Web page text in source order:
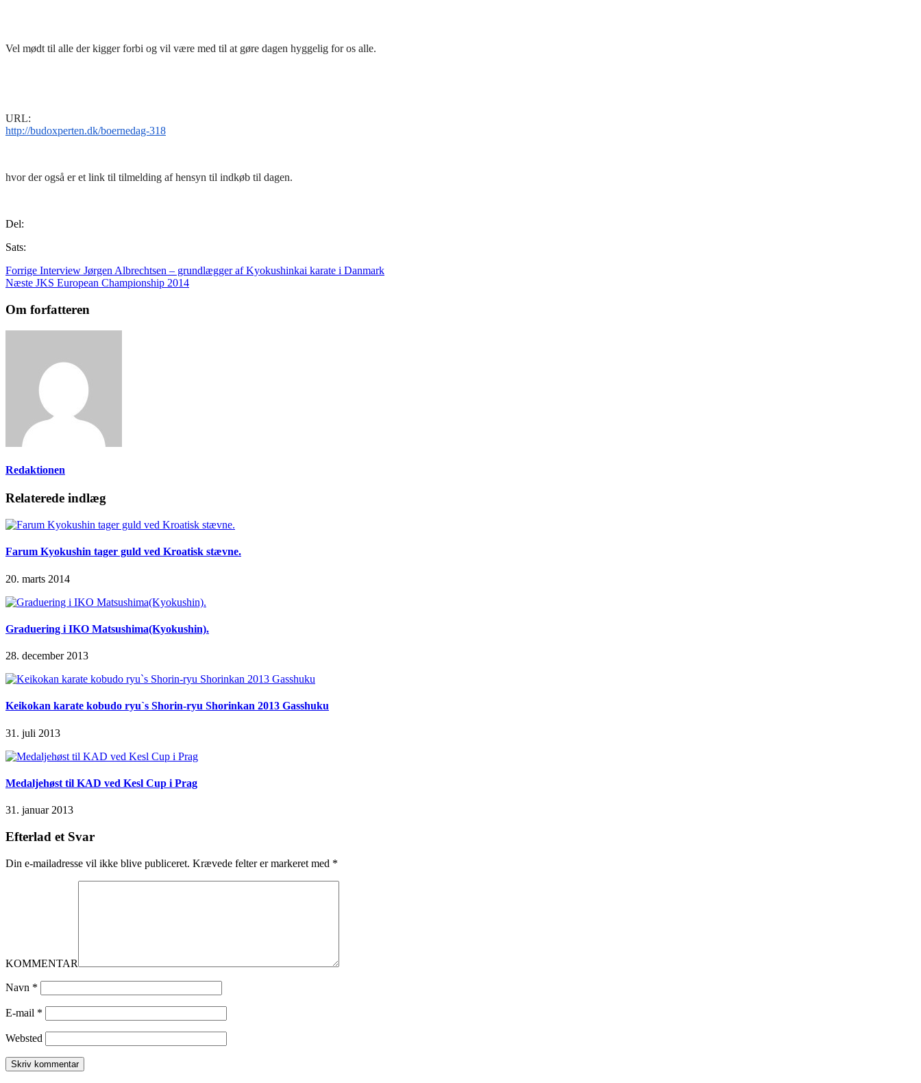
Vel mødt til alle der kigger forbi og vil være med til at gøre dagen hyggelig for os alle.
URL:
http://budoxperten.dk/boernedag-318
hvor der også er et link til tilmelding af hensyn til indkøb til dagen.
Del:
Sats:
Forrige Interview Jørgen Albrechtsen – grundlægger af Kyokushinkai karate i Danmark
Næste JKS European Championship 2014
Om forfatteren
Redaktionen
Relaterede indlæg
Farum Kyokushin tager guld ved Kroatisk stævne.
20. marts 2014
Graduering i IKO Matsushima(Kyokushin).
28. december 2013
Keikokan karate kobudo ryu`s Shorin-ryu Shorinkan 2013 Gasshuku
31. juli 2013
Medaljehøst til KAD ved Kesl Cup i Prag
31. januar 2013
Efterlad et Svar
Din e-mailadresse vil ikke blive publiceret. Krævede felter er markeret med *
KOMMENTAR
Navn *
E-mail *
Websted